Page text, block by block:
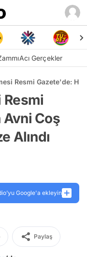
Acı Gerçekler
Resmi Gazete'de:
Coş
Alındı
Google'a ekleyin
Paylaş